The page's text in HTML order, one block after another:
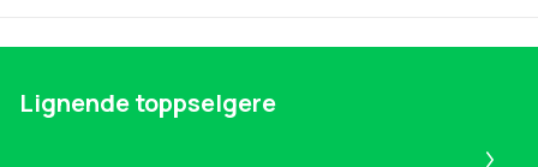
Regnjakken er laget av EVA og kan brukes flere ganger
brette sammen og ta med i veske eller ryggsekk når
Lignende toppselgere